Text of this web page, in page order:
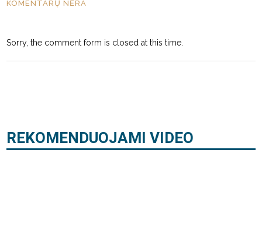
KOMENTARŲ NĖRA
Sorry, the comment form is closed at this time.
REKOMENDUOJAMI VIDEO